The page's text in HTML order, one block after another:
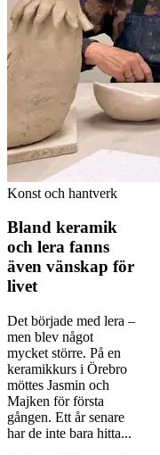
Konst och hantverk
Bland keramik
och lera fanns
även vänskap för
livet
Det började med lera –
men blev något
mycket större. På en
keramikkurs i Örebro
möttes Jasmin och
Majken för första
gången. Ett år senare
har de inte bara hitta...